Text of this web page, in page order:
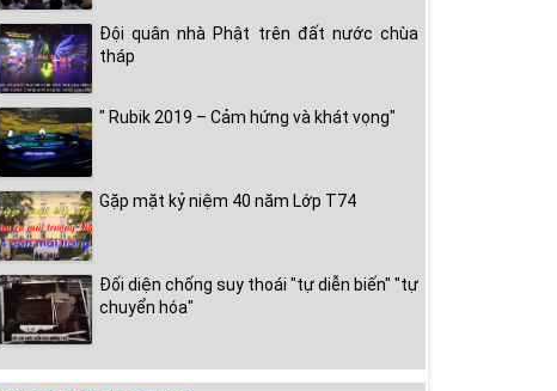
Đội quân nhà Phật trên đất nước chùa
tháp
" Rubik 2019 – Cảm hứng và khát vọng"
Gặp mặt kỷ niệm 40 năm Lớp T74
Đối diện chống suy thoái "tự diễn biến" "tự
chuyển hóa"